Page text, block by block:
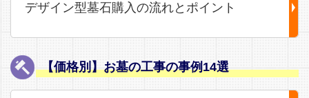
デザイン型墓石購入の流れとポイント
【価格別】お墓の工事の事例14選